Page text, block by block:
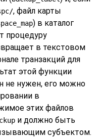
, файл карты
) в каталог
процедуру
в текстовом
транзакций для
этой функции
не нужен, его можно
в
этих файлов
и должно быть
субъектом.